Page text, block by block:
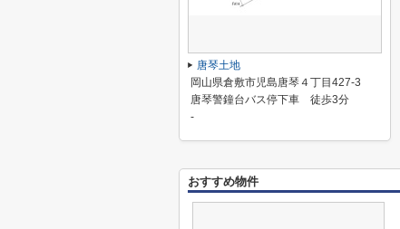
唐琴土地
岡山県倉敷市児島唐琴４丁目427-3
唐琴警鐘台バス停下車 徒歩3分
-
おすすめ物件